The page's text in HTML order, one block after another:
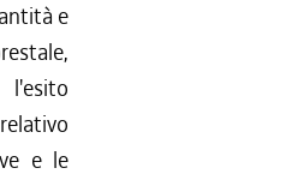
e
e le